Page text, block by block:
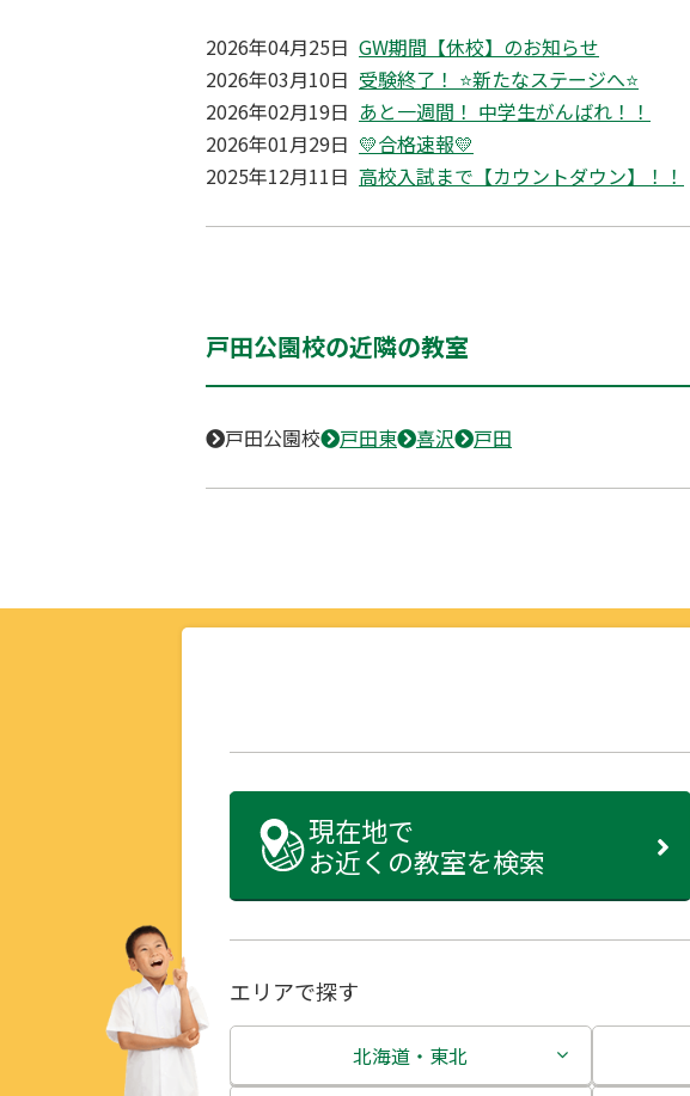
2026年04月25日 GW期間【休校】のお知らせ
2026年03月10日 受験終了！ ⭐新たなステージへ⭐
2026年02月19日 あと一週間！ 中学生がんばれ！！
2026年01月29日 💛合格速報💛
2025年12月11日 高校入試まで【カウントダウン】！！
戸田公園校の近隣の教室
戸田公園校 戸田東 喜沢 戸田
現在地で
お近くの教室を検索
エリアで探す
北海道・東北